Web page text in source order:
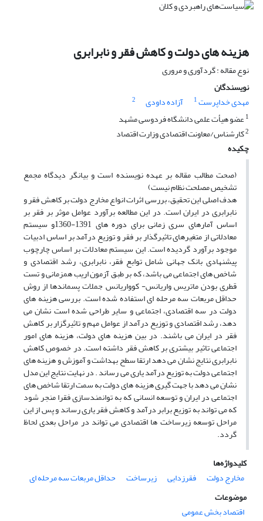
هزینه های دولت و کاهش فقر و نابرابری
نوع مقاله : گردآوری و مروری
نویسندگان
مهدی خداپرست1 آزاده داودی
2
1عضو هیأت علمی دانشگاه فردوسی مشهد
2کارشناس/معاونت اقتصادی وزارت اقتصاد
چکیده
(صحت مطالب مقاله بر عهده نویسنده است و بیانگر دیدگاه مجمع
تشخیص مصلحت نظام نیست)
هدف اصلی این تحقیق، بررسی اثرات انواع مخارج دولت بر کاهش فقر و
نابرابری در ایران است. در این مطالعه برآورد عوامل موثر بر فقر بر
اساس آمارهای سری زمانی برای دوره های 1391-1360و سیستم
معادلاتی از متغیرهای تاثیرگذار بر فقر و توزیع درآمد بر اساس ادبیات
موجود برآورد گردیده است. این سیستم معادلات بر اساس چارچوب
پیشنهادی بانک جهانی شامل توابع فقر، نابرابری، رشد اقتصادی و
شاخص های اجتماعی می باشد، که بر طبق آزمون اریب همزمانی و تست
قطری بودن ماتریس واریانس- کوواریانس جملات پسماندها از روش
حداقل مربعات سه مرحله ای استفاده شده است. بررسی هزینه های
دولت در سه اقتصادی، اجتماعی و سایر طراحی شده است نشان می
دهد، رشد اقتصادی و توزیع درآمد از عوامل مهم و تاثیرگزار بر کاهش
فقر در ایران می باشند. در بین هزینه های دولت، هزینه های امور
اجتماعی تاثیر بیشتری بر کاهش فقر داشته است. در خصوص کاهش
نابرابری نتایج نشان می دهد ارتقا سطح بهداشت و آموزش و هزینه های
اجتماعی دولت به توزیع درآمد یاری می رساند . در نهایت نتایج این مدل
نشان می دهد با جهت گیری هزینه های دولت به سمت ارتقا شاخص های
اجتماعی در ایران و توسعه انسانی که به توانمندسازی فقرا منجر شود
که می تواند به توزیع برابر درآمد و کاهش فقر یاری رساند و پس از این
مراحل توسعه زیرساخت ها اقتصادی می تواند در مراحل بعدی لحاظ
گردد.
کلیدواژه‌ها
مخارج دولت
فقرزدایی زیرساخت
حداقل مربعات سه مرحله ای
موضوعات
اقتصاد بخش عمومی